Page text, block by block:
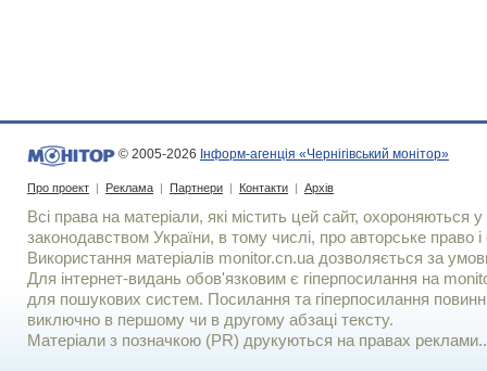
© 2005-2026 Інформ-агенція «Чернігівський монітор»
Про проект | Реклама | Партнери | Контакти | Архів
Всі права на матеріали, які містить цей сайт, охороняються у
законодавством України, в тому числі, про авторське право і
Використання матерiалiв monitor.cn.ua дозволяється за
Для iнтернет-видань обов'язковим є гiперпосилання на
для пошукових систем. Посилання та гіперпосилання
виключно в першому чи в другому абзаці тексту.
Матеріали з позначкою (PR) друкуються на правах реклами..